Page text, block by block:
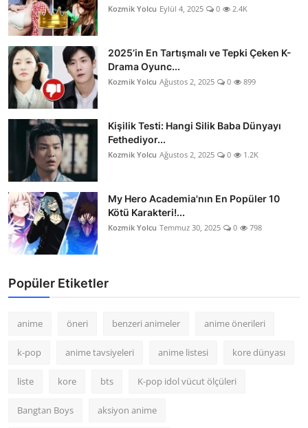
Kozmik Yolcu Eylül 4, 2025 0 2.4K
2025’in En Tartışmalı ve Tepki Çeken K-
Drama Oyunc...
Kozmik Yolcu Ağustos 2, 2025 0 899
Kişilik Testi: Hangi Silik Baba Dünyayı
Fethediyor...
Kozmik Yolcu Ağustos 2, 2025 0 1.2K
My Hero Academia'nın En Popüler 10
Kötü Karakteri!...
Kozmik Yolcu Temmuz 30, 2025 0 798
Popüler Etiketler
anime öneri benzeri animeler anime önerileri
k-pop anime tavsiyeleri anime listesi kore dünyası
liste kore bts K-pop idol vücut ölçüleri
Bangtan Boys aksiyon anime